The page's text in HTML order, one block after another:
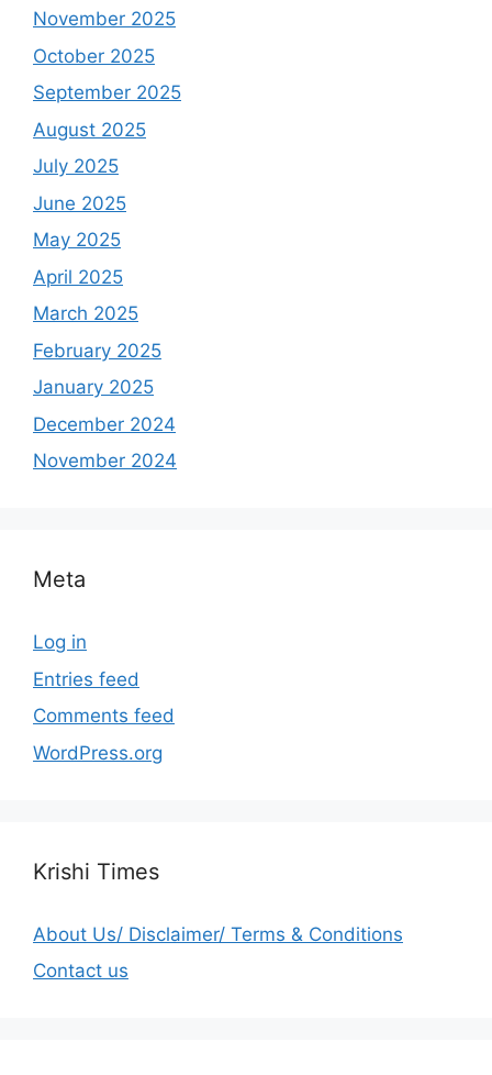
November 2025
October 2025
September 2025
August 2025
July 2025
June 2025
May 2025
April 2025
March 2025
February 2025
January 2025
December 2024
November 2024
Meta
Log in
Entries feed
Comments feed
WordPress.org
Krishi Times
About Us/ Disclaimer/ Terms & Conditions
Contact us